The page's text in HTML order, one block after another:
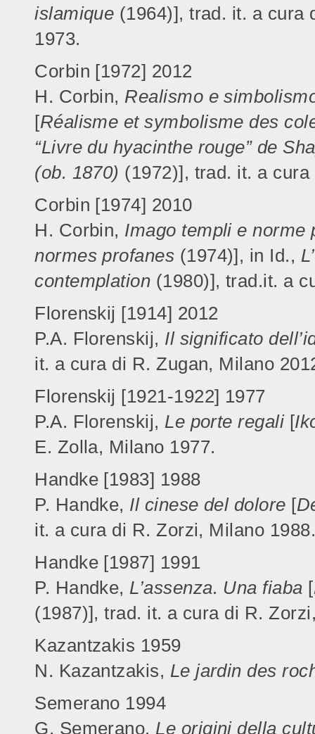
islamique (1964)], trad. it. a cura
1973.
Corbin [1972] 2012
H. Corbin, Realismo e
[Réalisme et symbolisme des
“Livre du hyacinthe rouge” de
(ob. 1870) (1972)], trad. it. a
Corbin [1974] 2010
H. Corbin, Imago templi e norme
normes profanes (1974)], in Id.,
contemplation (1980)], trad.it. a
Florenskij [1914] 2012
P.A. Florenskij, Il significato
it. a cura di R. Zugan, Milano
Florenskij [1921-1922] 1977
P.A. Florenskij, Le porte regali [
E. Zolla, Milano 1977.
Handke [1983] 1988
P. Handke, Il cinese del dolore [
it. a cura di R. Zorzi, Milano
Handke [1987] 1991
P. Handke, L’assenza. Una fiaba [
(1987)], trad. it. a cura di R.
Kazantzakis 1959
N. Kazantzakis, Le jardin des
Semerano 1994
G. Semerano, Le origini della